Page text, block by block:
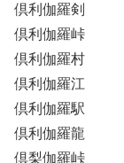
倶利伽羅剣
倶利伽羅峠
倶利伽羅村
倶利伽羅江
倶利伽羅駅
倶利伽羅龍
倶梨伽羅峠